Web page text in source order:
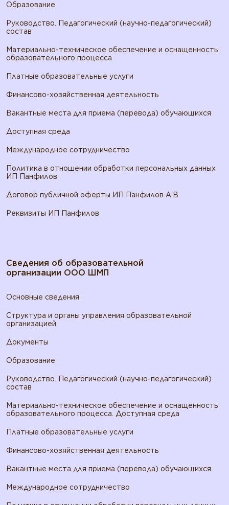
Образование
Руководство. Педагогический (научно-педагогический)
состав
Материально-техническое обеспечение и оснащенность
образовательного процесса
Платные образовательные услуги
Финансово-хозяйственная деятельность
Вакантные места для приема (перевода) обучающихся
Доступная среда
Международное сотрудничество
Политика в отношении обработки персональных данных
ИП Панфилов
Договор публичной оферты ИП Панфилов А.В.
Реквизиты ИП Панфилов
Сведения об образовательной
организации ООО ШМП
Основные сведения
Структура и органы управления образовательной
организацией
Документы
Образование
Руководство. Педагогический (научно-педагогический)
состав
Материально-техническое обеспечение и оснащенность
образовательного процесса. Доступная среда
Платные образовательные услуги
Финансово-хозяйственная деятельность
Вакантные места для приема (перевода) обучающихся
Международное сотрудничество